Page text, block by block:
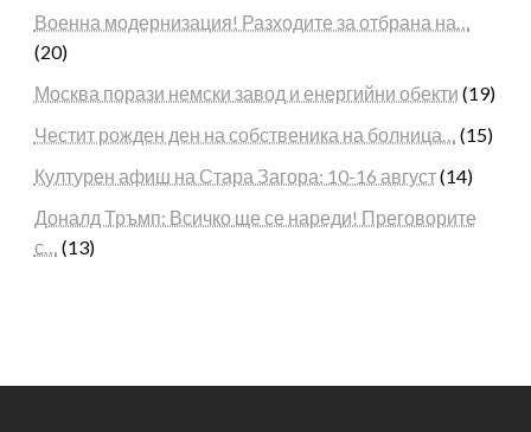
Военна модернизация! Разходите за отбрана на…
(20)
Москва порази немски завод и енергийни обекти (19)
Честит рожден ден на собственика на болница… (15)
Културен афиш на Стара Загора: 10-16 август(14)
Доналд Тръмп: Всичко ще се нареди! Преговорите
с… (13)